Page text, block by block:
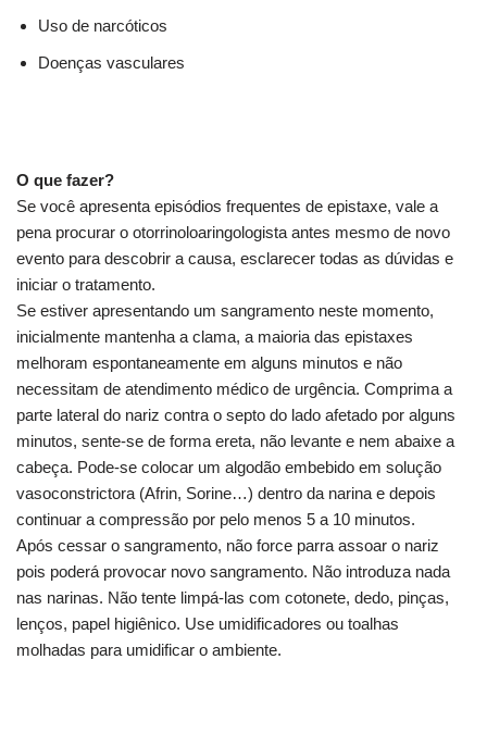
Uso de narcóticos
Doenças vasculares
O que fazer?
Se você apresenta episódios frequentes de epistaxe, vale a
pena procurar o otorrinoloaringologista antes mesmo de novo
evento para descobrir a causa, esclarecer todas as dúvidas e
iniciar o tratamento.
Se estiver apresentando um sangramento neste momento,
inicialmente mantenha a clama, a maioria das epistaxes
melhoram espontaneamente em alguns minutos e não
necessitam de atendimento médico de urgência. Comprima a
parte lateral do nariz contra o septo do lado afetado por alguns
minutos, sente-se de forma ereta, não levante e nem abaixe a
cabeça. Pode-se colocar um algodão embebido em solução
vasoconstrictora (Afrin, Sorine…) dentro da narina e depois
continuar a compressão por pelo menos 5 a 10 minutos.
Após cessar o sangramento, não force parra assoar o nariz
pois poderá provocar novo sangramento. Não introduza nada
nas narinas. Não tente limpá-las com cotonete, dedo, pinças,
lenços, papel higiênico. Use umidificadores ou toalhas
molhadas para umidificar o ambiente.